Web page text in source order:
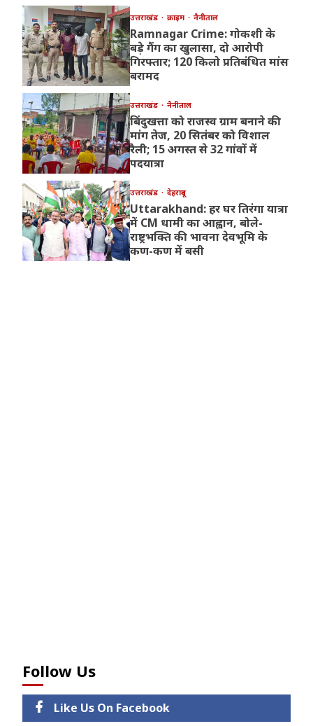
उत्तराखंड क्राइम नैनीताल
Ramnagar Crime: गोकशी के
बड़े गैंग का खुलासा, दो आरोपी
गिरफ्तार; 120 किलो प्रतिबंधित मांस
बरामद
उत्तराखंड नैनीताल
बिंदुखत्ता को राजस्व ग्राम बनाने की
मांग तेज, 20 सितंबर को विशाल
रैली; 15 अगस्त से 32 गांवों में
पदयात्रा
उत्तराखंड देहरादून
Uttarakhand: हर घर तिरंगा यात्रा
में CM धामी का आह्वान, बोले-
राष्ट्रभक्ति की भावना देवभूमि के
कण-कण में बसी
Follow Us
Like Us On Facebook